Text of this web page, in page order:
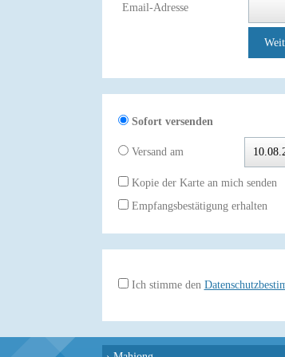
Email-Adresse
Sofort versenden
Versand am
Kopie der Karte an mich senden
Empfangsbestätigung erhalten
Ich stimme den